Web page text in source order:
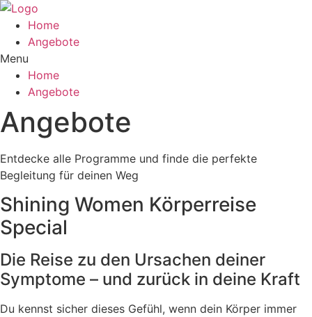
Skip
content
Home
Angebote
Menu
Home
Angebote
Angebote
Entdecke alle Programme und finde die perfekte
Begleitung für deinen Weg
Shining Women Körperreise
Special
Die Reise zu den Ursachen deiner
Symptome – und zurück in deine Kraft
Du kennst sicher dieses Gefühl, wenn dein Körper immer